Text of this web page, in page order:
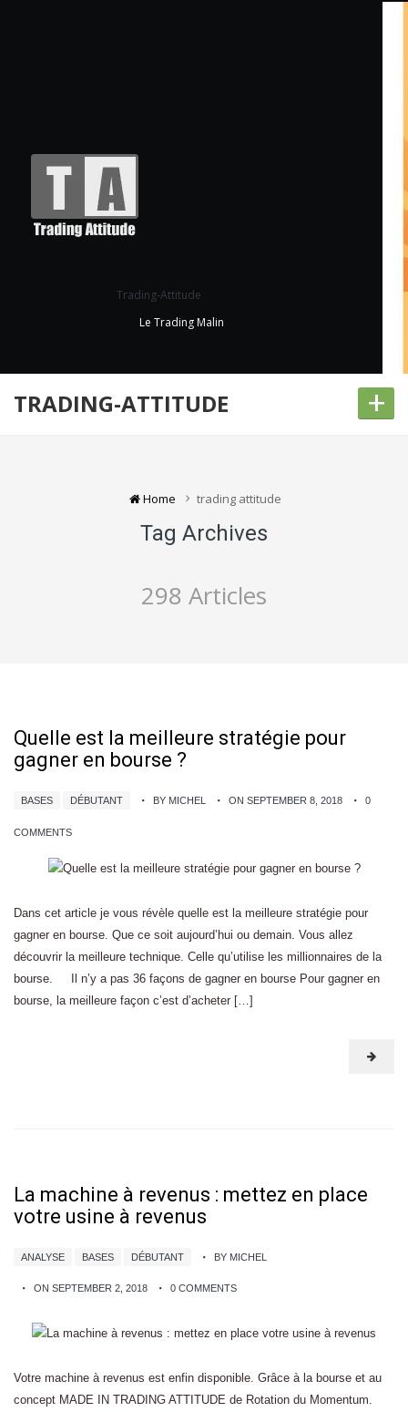
Trading-Attitude
Le Trading Malin
TRADING-ATTITUDE +
Home trading attitude
Tag Archives
298 Articles
Quelle est la meilleure stratégie pour
gagner en bourse ?
BASES DÉBUTANT BY MICHEL ON SEPTEMBER 8, 2018 0
COMMENTS
Dans cet article je vous révèle quelle est la meilleure stratégie pour
gagner en bourse. Que ce soit aujourd’hui ou demain. Vous allez
découvrir la meilleure technique. Celle qu’utilise les millionnaires de la
bourse. Il n’y a pas 36 façons de gagner en bourse Pour gagner en
bourse, la meilleure façon c’est d’acheter […]
La machine à revenus : mettez en place
votre usine à revenus
ANALYSE BASES DÉBUTANT BY MICHEL
ON SEPTEMBER 2, 2018 0 COMMENTS
Votre machine à revenus est enfin disponible. Grâce à la bourse et au
concept MADE IN TRADING ATTITUDE de Rotation du Momentum.